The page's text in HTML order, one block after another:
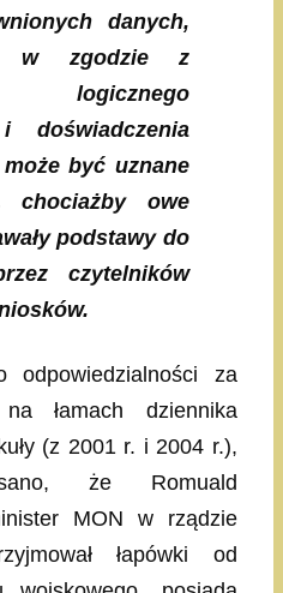
danych,
w zgodzie z
logicznego
doświadczenia
być uznane
chociażby owe
podstawy do
czytelników
odpowiedzialności za
łamach dziennika
(z 2001 r. i 2004 r.),
że Romuald
MON w rządzie
łapówki od